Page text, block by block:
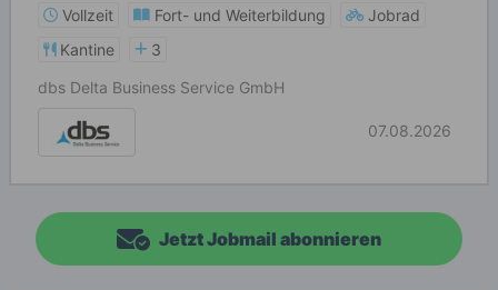
Vollzeit
Fort- und Weiterbildung
Jobrad
Kantine
3
dbs Delta Business Service GmbH
07.08.2026
Jetzt Jobmail abonnieren